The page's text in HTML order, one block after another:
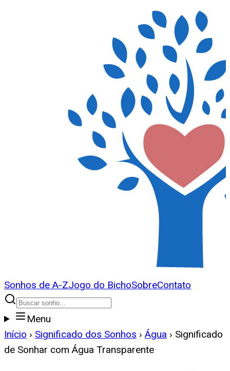
Sonhos de A-ZJogo do BichoSobreContato
Menu
Início › Significado dos Sonhos › Água › Significado
de Sonhar com Água Transparente